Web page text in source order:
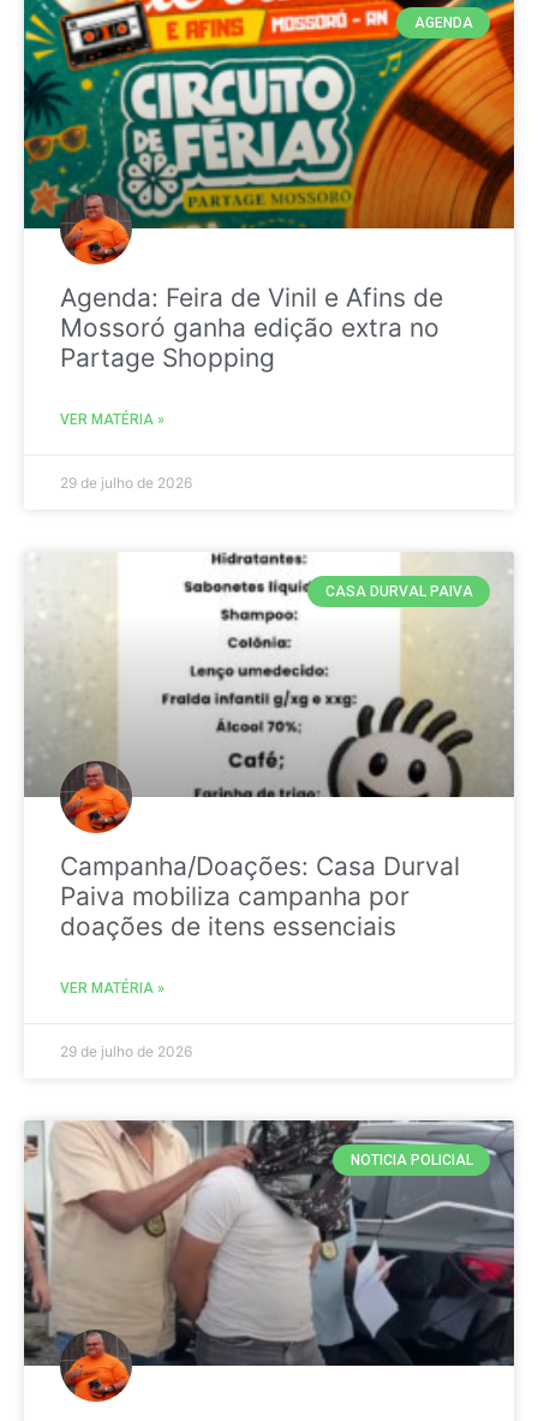
AGENDA
Agenda: Feira de Vinil e Afins de
Mossoró ganha edição extra no
Partage Shopping
VER MATÉRIA »
29 de julho de 2026
CASA DURVAL PAIVA
Campanha/Doações: Casa Durval
Paiva mobiliza campanha por
doações de itens essenciais
VER MATÉRIA »
29 de julho de 2026
NOTICIA POLICIAL